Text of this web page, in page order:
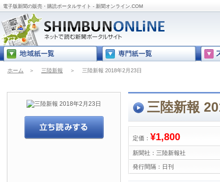
電子版新聞の販売・購読ポータルサイト - 新聞オンライン.COM
ホーム ＞ 三陸新報 ＞ 三陸新報 2018年2月23日
三陸新報
定価： ¥1,800
新聞社： 三陸新報社
発行間隔： 日刊